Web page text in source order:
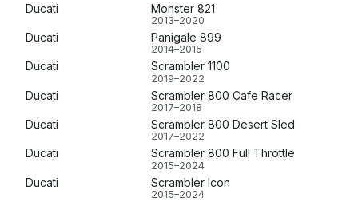
Ducati Monster 821
2013–2020
Ducati Panigale 899
2014–2015
Ducati Scrambler 1100
2019–2022
Ducati Scrambler 800 Cafe Racer
2017–2018
Ducati Scrambler 800 Desert Sled
2017–2022
Ducati Scrambler 800 Full Throttle
2015–2024
Ducati Scrambler Icon
2015–2024